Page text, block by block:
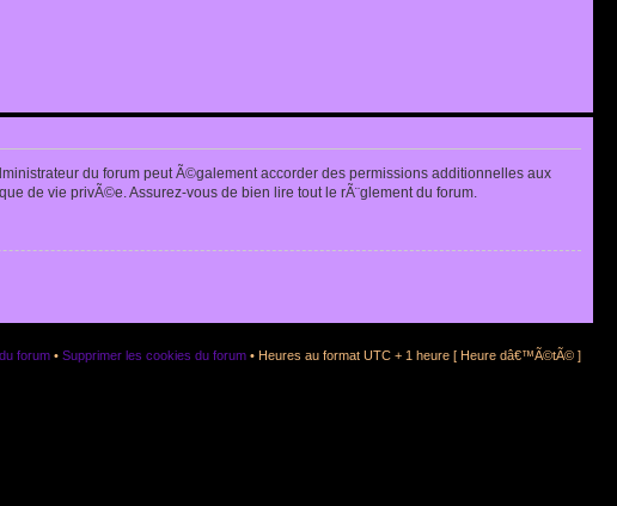
du forum peut Ã©galement accorder des permissions additionnelles aux
de vie privÃ©e. Assurez-vous de bien lire tout le rÃ¨glement du forum.
forum • Supprimer les cookies du forum • Heures au format UTC + 1 heure [ Heure dâ€™Ã©tÃ© ]